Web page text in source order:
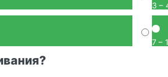
3 –
7 –